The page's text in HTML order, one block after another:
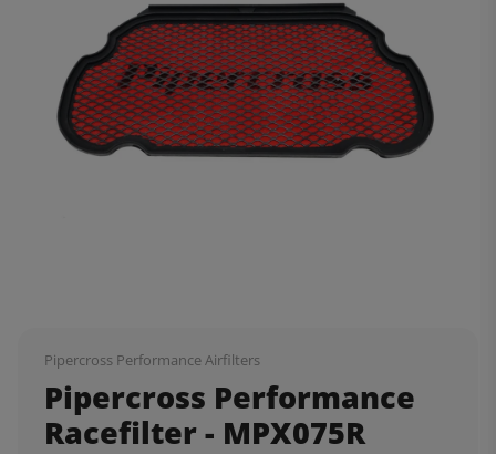
Pipercross Performance Airfilters
Pipercross Performance
Racefilter - MPX075R